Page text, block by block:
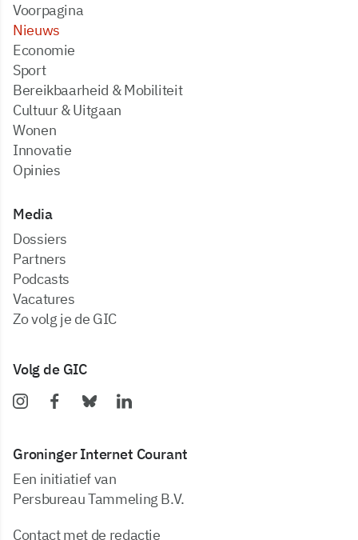
Voorpagina
Nieuws
Economie
Sport
Bereikbaarheid & Mobiliteit
Cultuur & Uitgaan
Wonen
Innovatie
Opinies
Media
dossiers
partners
podcasts
vacatures
zo volg je de GIC
Volg de GIC
Groninger Internet Courant
Een initiatief van
Persbureau Tammeling B.V.
Contact met de redactie